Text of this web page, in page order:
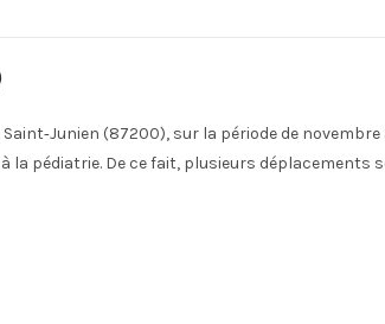
(87200), sur la période de novembre
la pédiatrie. De ce fait, plusieurs déplacements